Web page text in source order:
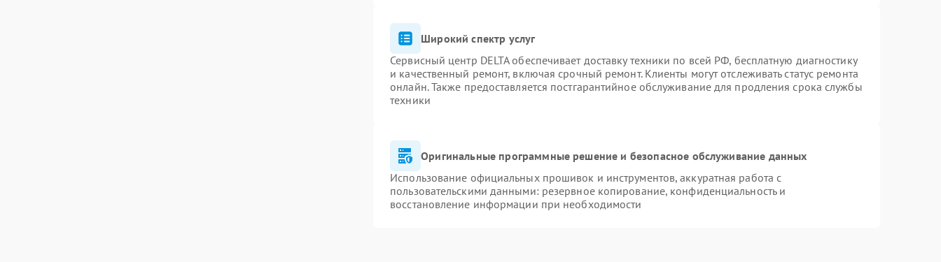
Широкий спектр услуг
Сервисный центр DELTA обеспечивает доставку техники по всей РФ, бесплатную диагностику
и качественный ремонт, включая срочный ремонт. Клиенты могут отслеживать статус ремонта
онлайн. Также предоставляется постгарантийное обслуживание для продления срока службы
техники
Оригинальные программные решение и безопасное обслуживание данных
Использование официальных прошивок и инструментов, аккуратная работа с
пользовательскими данными: резервное копирование, конфиденциальность и
восстановление информации при необходимости